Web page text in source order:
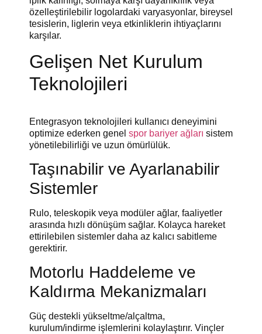
özelleştirilebilir logolardaki varyasyonlar, bireysel
tesislerin, liglerin veya etkinliklerin ihtiyaçlarını
karşılar.
Gelişen Net Kurulum
Teknolojileri
Entegrasyon teknolojileri kullanıcı deneyimini
optimize ederken genel spor bariyer ağları sistem
yönetilebilirliği ve uzun ömürlülük.
Taşınabilir ve Ayarlanabilir
Sistemler
Rulo, teleskopik veya modüler ağlar, faaliyetler
arasında hızlı dönüşüm sağlar. Kolayca hareket
ettirilebilen sistemler daha az kalıcı sabitleme
gerektirir.
Motorlu Haddeleme ve
Kaldırma Mekanizmaları
Güç destekli yükseltme/alçaltma,
kurulum/indirme işlemlerini kolaylaştırır. Vinçler